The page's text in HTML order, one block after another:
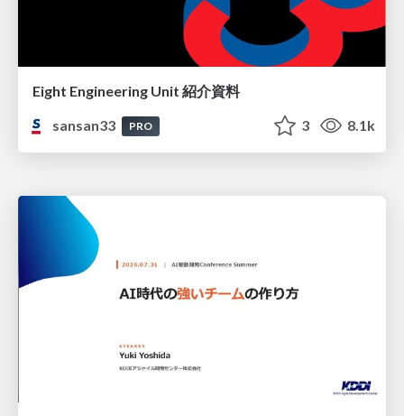
Eight Engineering Unit 紹介資料
sansan33
PRO 3 8.1k